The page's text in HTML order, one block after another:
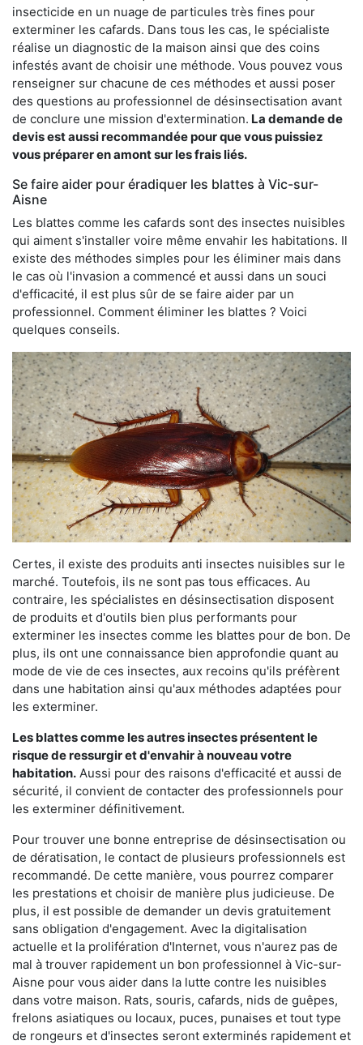
insecticide en un nuage de particules très fines pour
exterminer les cafards. Dans tous les cas, le spécialiste
réalise un diagnostic de la maison ainsi que des coins
infestés avant de choisir une méthode. Vous pouvez vous
renseigner sur chacune de ces méthodes et aussi poser
des questions au professionnel de désinsectisation avant
de conclure une mission d'extermination. La demande de
devis est aussi recommandée pour que vous puissiez
vous préparer en amont sur les frais liés.
Se faire aider pour éradiquer les blattes à Vic-sur-
Aisne
Les blattes comme les cafards sont des insectes nuisibles
qui aiment s'installer voire même envahir les habitations. Il
existe des méthodes simples pour les éliminer mais dans
le cas où l'invasion a commencé et aussi dans un souci
d'efficacité, il est plus sûr de se faire aider par un
professionnel. Comment éliminer les blattes ? Voici
quelques conseils.
Certes, il existe des produits anti insectes nuisibles sur le
marché. Toutefois, ils ne sont pas tous efficaces. Au
contraire, les spécialistes en désinsectisation disposent
de produits et d'outils bien plus performants pour
exterminer les insectes comme les blattes pour de bon. De
plus, ils ont une connaissance bien approfondie quant au
mode de vie de ces insectes, aux recoins qu'ils préfèrent
dans une habitation ainsi qu'aux méthodes adaptées pour
les exterminer.
Les blattes comme les autres insectes présentent le
risque de ressurgir et d'envahir à nouveau votre
habitation. Aussi pour des raisons d'efficacité et aussi de
sécurité, il convient de contacter des professionnels pour
les exterminer définitivement.
Pour trouver une bonne entreprise de désinsectisation ou
de dératisation, le contact de plusieurs professionnels est
recommandé. De cette manière, vous pourrez comparer
les prestations et choisir de manière plus judicieuse. De
plus, il est possible de demander un devis gratuitement
sans obligation d'engagement. Avec la digitalisation
actuelle et la prolifération d'Internet, vous n'aurez pas de
mal à trouver rapidement un bon professionnel à Vic-sur-
Aisne pour vous aider dans la lutte contre les nuisibles
dans votre maison. Rats, souris, cafards, nids de guêpes,
frelons asiatiques ou locaux, puces, punaises et tout type
de rongeurs et d'insectes seront exterminés rapidement et